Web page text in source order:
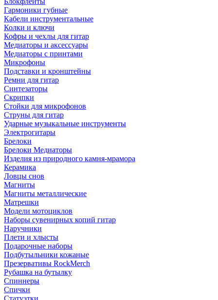
Гармоники губные
Кабели инструментальные
Колки и ключи
Кофры и чехлы для гитар
Медиаторы и аксессуары
Медиаторы с принтами
Микрофоны
Подставки и кронштейны
Ремни для гитар
Синтезаторы
Скрипки
Стойки для микрофонов
Струны для гитар
Ударные музыкальные инструменты
Электрогитары
Брелоки
Брелоки Медиаторы
Изделия из природного камня-мрамора
Керамика
Ловцы снов
Магниты
Магниты металлические
Матрешки
Модели мотоциклов
Наборы сувенирных копий гитар
Наручники
Плети и хлысты
Подарочные наборы
Подбутыльники кожаные
Презервативы RockMerch
Рубашка на бутылку
Спиннеры
Спички
Статуэтки